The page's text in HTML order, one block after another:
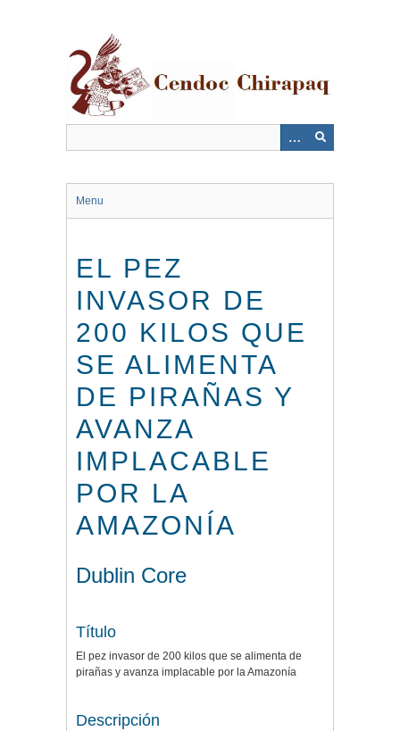
Menu
EL PEZ
INVASOR DE
200 KILOS QUE
SE ALIMENTA
DE PIRAÑAS Y
AVANZA
IMPLACABLE
POR LA
AMAZONÍA
Dublin Core
Título
El pez invasor de 200 kilos que se alimenta de
pirañas y avanza implacable por la Amazonía
Descripción